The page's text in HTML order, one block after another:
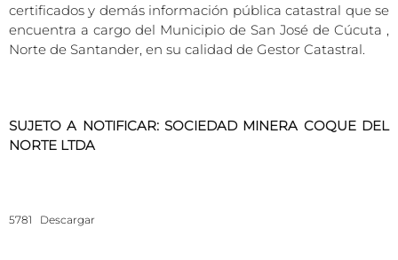
certificados y demás información pública catastral que se
encuentra a cargo del Municipio de San José de Cúcuta ,
Norte de Santander, en su calidad de Gestor Catastral.
SUJETO A NOTIFICAR: SOCIEDAD MINERA COQUE DEL
NORTE LTDA
5781 Descargar